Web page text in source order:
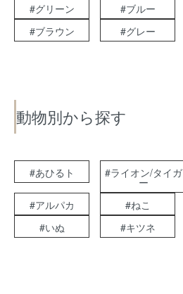
#グリーン
#ブルー
#ブラウン
#グレー
動物別から探す
#あひるト #ライオン/タイガ
ー
#アルパカ #ねこ
#いぬ
#キツネ